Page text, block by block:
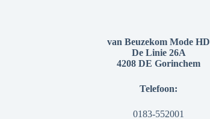
van Beuzekom Mode HD
De Linie 26A
4208 DE Gorinchem
Telefoon:
0183-552001